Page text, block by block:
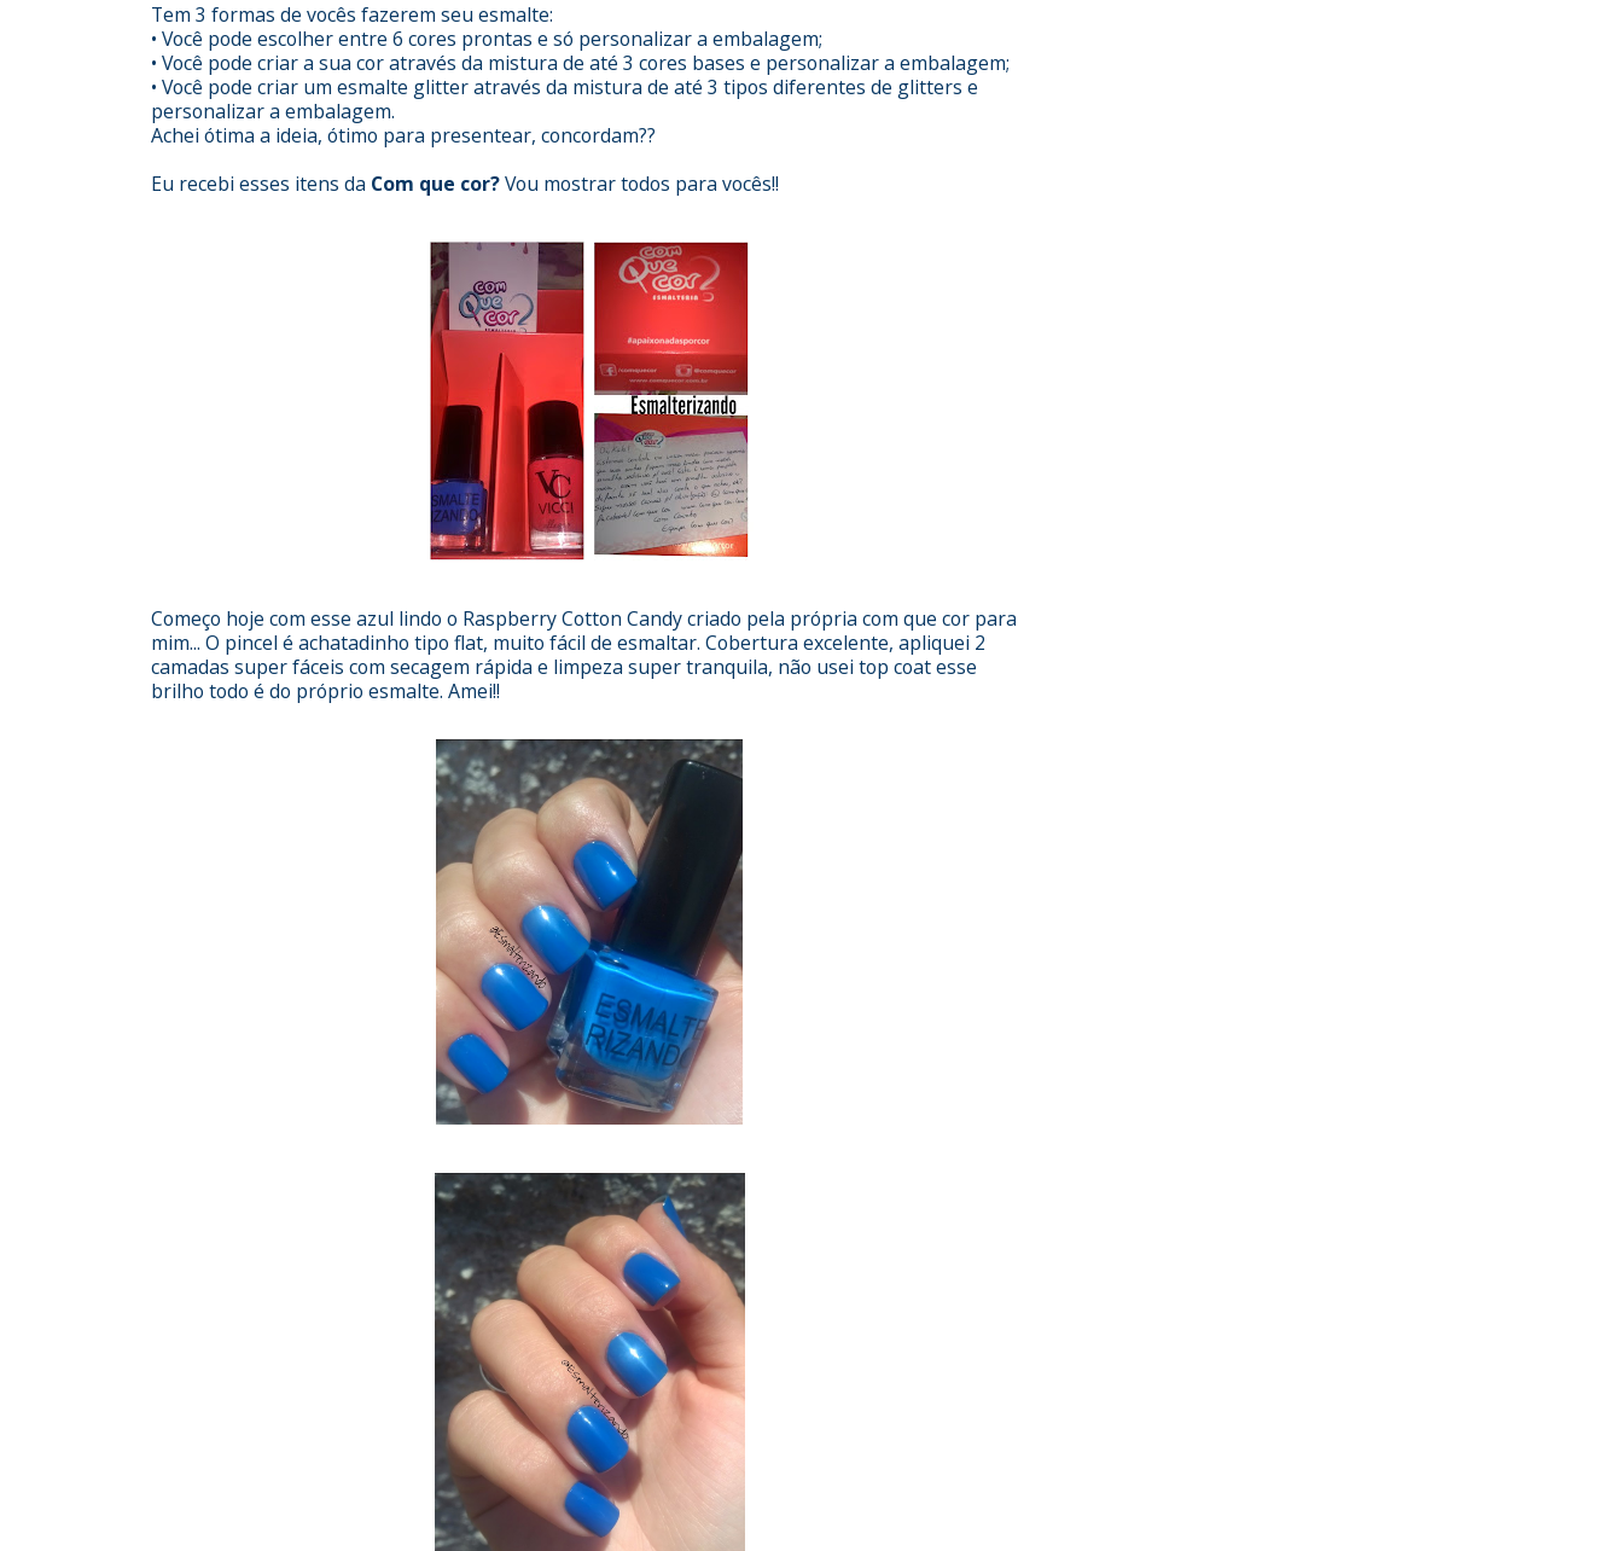
Tem 3 formas de vocês fazerem seu esmalte:
• Você pode escolher entre 6 cores prontas e só personalizar a embalagem;
• Você pode criar a sua cor através da mistura de até 3 cores bases e personalizar a embalagem;
• Você pode criar um esmalte glitter através da mistura de até 3 tipos diferentes de glitters e
personalizar a embalagem.
Achei ótima a ideia, ótimo para presentear, concordam??
Eu recebi esses itens da Com que cor?Vou mostrar todos para vocês!!
Começo hoje com esse azul lindo o Raspberry Cotton Candy criado pela própria com que cor para
mim... O pincel é achatadinho tipo flat, muito fácil de esmaltar. Cobertura excelente, apliquei 2
camadas super fáceis com secagem rápida e limpeza super tranquila, não usei top coat esse
brilho todo é do próprio esmalte. Amei!!